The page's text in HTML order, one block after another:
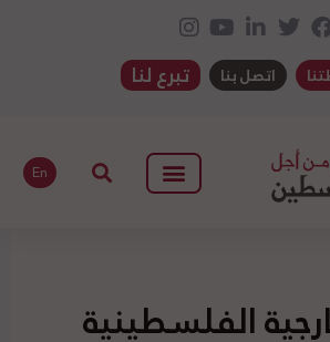
اتصل بنا تبرع لنا
En
الفلسطينية